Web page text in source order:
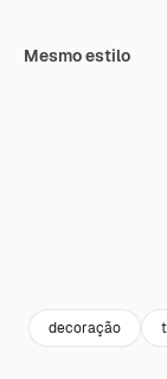
Mesmo estilo
decoração